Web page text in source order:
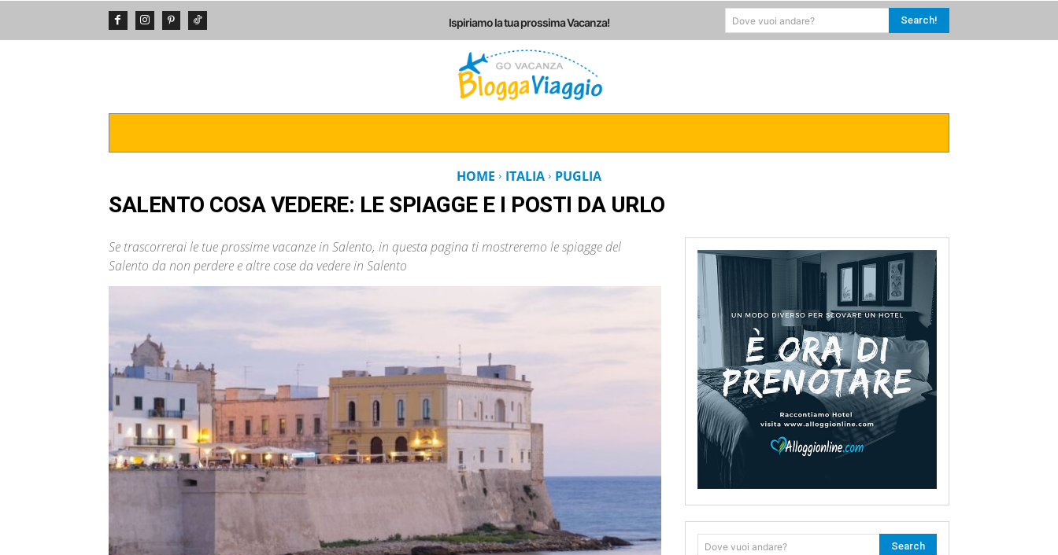
Ispiriamo la tua prossima Vacanza! Dove vuoi andare? Search!
HOME ITALIA PUGLIA
SALENTO COSA VEDERE: LE SPIAGGE E I POSTI DA URLO
Se trascorrerai le tue prossime vacanze in Salento, in questa pagina ti mostreremo le spiagge del
Salento da non perdere e altre cose da vedere in Salento
Dove vuoi andare? Search